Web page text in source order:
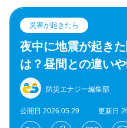
災害が起きたら
夜中に地震が起き
は？昼間との違い
防災エナジー編集部
公開日 2026.05.29 更新日